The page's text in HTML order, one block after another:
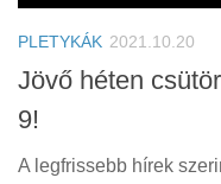
PLETYKÁK 2021.10.20
Jövő héten
9!
A legfrissebb hírek